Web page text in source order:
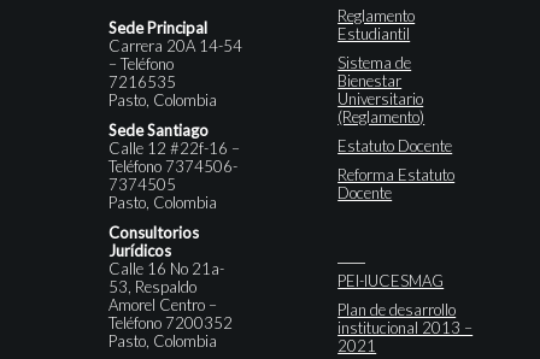
Sede Principal
Carrera 20A 14-54
– Teléfono
7216535
Pasto, Colombia
Sede Santiago
Calle 12 #22f-16 –
Teléfono 7374506-
7374505
Pasto, Colombia
Consultorios
Jurídicos
Calle 16 No 21a-
53, Respaldo
Amorel Centro –
Teléfono 7200352
Pasto, Colombia
Reglamento
Estudiantil
Sistema de
Bienestar
Universitario
(Reglamento)
Estatuto Docente
Reforma Estatuto
Docente
PEI-IUCESMAG
Plan de desarrollo
institucional 2013 –
2021